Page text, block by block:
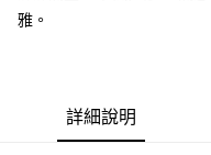
資料（包含姓名、電話或地址
是否繳費成功／繳費後需取消
１．透過由恩沛科技股份有限
易，需依本服務之必要範圍內
權轉讓予恩沛科技股份有限公司
付款後萊爾富取貨
每筆NT$55，滿NT$2,000(
雅。
詳細說明